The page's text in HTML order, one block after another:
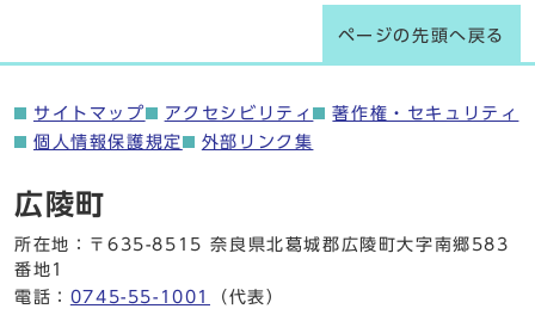
ページの先頭へ戻る
サイトマップ アクセシビリティ
著作権・セキュリティ
個人情報保護規定
外部リンク集
広陵町
所在地：〒635-8515 奈良県北葛城郡広陵町大字南郷583
番地1
電話： 0745-55-1001
（代表）